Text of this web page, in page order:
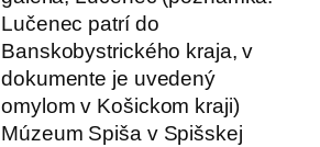
Lučenec patrí do
Banskobystrického kraja, v
dokumente je uvedený
omylom v Košickom kraji)
Múzeum Spiša v Spišskej